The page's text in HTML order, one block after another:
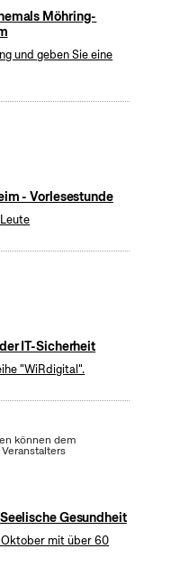
Möhring-
und geben Sie eine
- Vorlesestunde
IT-Sicherheit
"WiRdigital".
können dem
Gesundheit
Oktober mit über 60